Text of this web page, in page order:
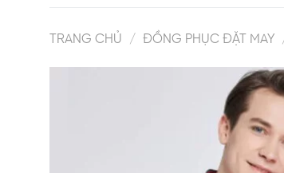
TRANG CHỦ / ĐỒNG PHỤC ĐẶT MAY